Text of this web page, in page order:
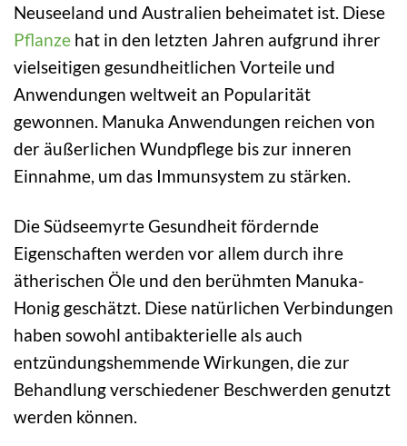
Neuseeland und Australien beheimatet ist. Diese
Pflanze hat in den letzten Jahren aufgrund ihrer
vielseitigen gesundheitlichen Vorteile und
Anwendungen weltweit an Popularität
gewonnen. Manuka Anwendungen reichen von
der äußerlichen Wundpflege bis zur inneren
Einnahme, um das Immunsystem zu stärken.
Die Südseemyrte Gesundheit fördernde
Eigenschaften werden vor allem durch ihre
ätherischen Öle und den berühmten Manuka-
Honig geschätzt. Diese natürlichen Verbindungen
haben sowohl antibakterielle als auch
entzündungshemmende Wirkungen, die zur
Behandlung verschiedener Beschwerden genutzt
werden können.